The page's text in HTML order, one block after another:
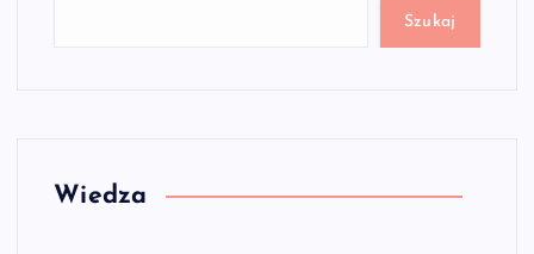
Szukaj
Wiedza